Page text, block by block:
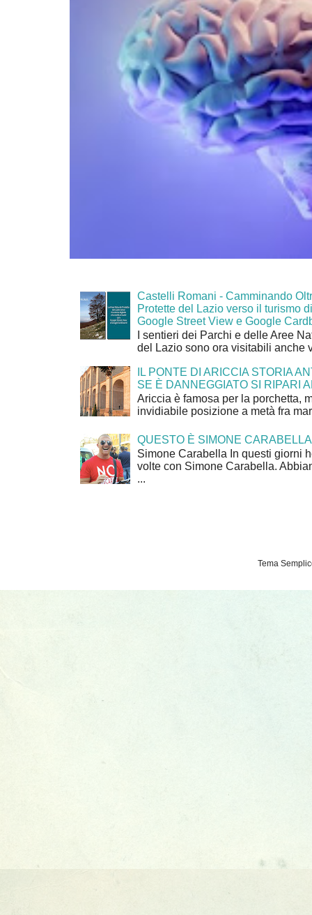
Castelli Romani - Camminando
Protette del Lazio verso il turismo
Google Street View e Google
I sentieri dei Parchi e delle Aree
del Lazio sono ora visitabili anche
IL PONTE DI ARICCIA STORIA
SE È DANNEGGIATO SI RIPARI
Ariccia è famosa per la porchetta,
invidiabile posizione a metà fra
QUESTO È SIMONE CARABELLA
Simone Carabella In questi giorni
volte con Simone Carabella.
...
Tema